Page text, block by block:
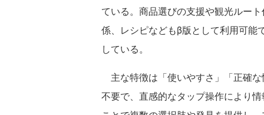
ている。商品選びの支援や観光ルー
係、レシピなどもβ版として利用可能
している。
主な特徴は「使いやすさ」「正確
不要で、直感的なタップ操作により